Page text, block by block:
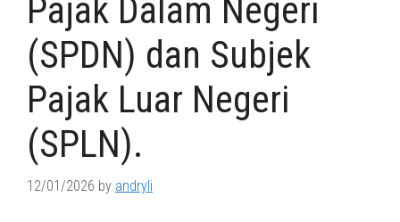
Pajak Dalam Negeri
(SPDN) dan Subjek
Pajak Luar Negeri
(SPLN).⠀⠀
12/01/2026 by andryli